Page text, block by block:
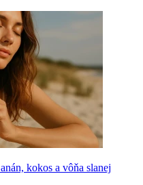
kokos a vôňa slanej